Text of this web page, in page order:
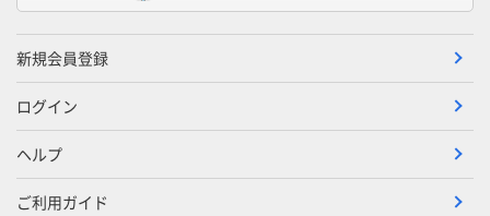
新規会員登録
ログイン
ヘルプ
ご利用ガイド